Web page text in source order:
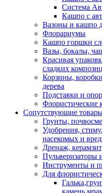
Система
Кашпо с
Вазоны и кашпо
Флорариумы
Кашпо горшки
Вазы, бокалы,
Красивая
сладких
Корзины,
дерева
Подставки и
Флористические
Сопутствующие
Грунты,
Удобрения,
насекомых и
Дренаж,
Пульверизаторы
Инструменты и
Для